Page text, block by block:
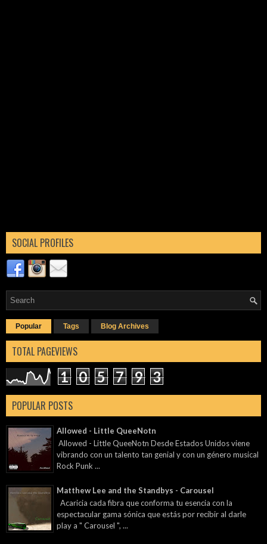
SOCIAL PROFILES
Popular Tags Blog Archives
TOTAL PAGEVIEWS
1 0 5 7 9 3
POPULAR POSTS
Allowed - Little QueeNotn
Allowed - Little QueeNotn Desde Estados Unidos viene
vibrando con un talento tan genial y con un género musical
Rock Punk ...
Matthew Lee and the Standbys - Carousel
Acaricia cada fibra que conforma tu esencia con la
espectacular gama sónica que estás por recibir al darle
play a " Carousel ", ...